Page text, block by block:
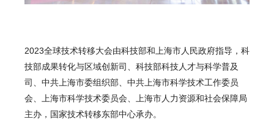
2023全球技术转移大会由科技部和上海市人民政府指导，科
技部成果转化与区域创新司、科技部科技人才与科学普及
司、中共上海市委组织部、中共上海市科学技术工作委员
会、上海市科学技术委员会、上海市人力资源和社会保障局
主办，国家技术转移东部中心承办。